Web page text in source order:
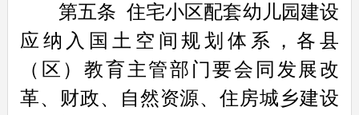
第五条 住宅小区配套幼儿园建设
应纳入国土空间规划体系，各县
（区）教育主管部门要会同发展改
革、财政、自然资源、住房城乡建设